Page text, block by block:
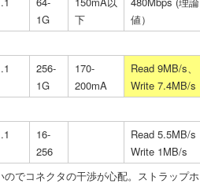
1G
下
値）
256-
1G
170-
200mA
Read 9MB/s、
Write 7.4MB/s
16-
256
Read 5.5MB/s
Write 1MB/s
でコネクタの干渉が心配。ストラップホ